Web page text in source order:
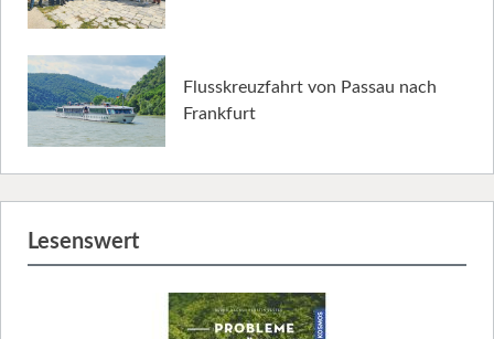
Flusskreuzfahrt von Passau nach
Frankfurt
Lesenswert